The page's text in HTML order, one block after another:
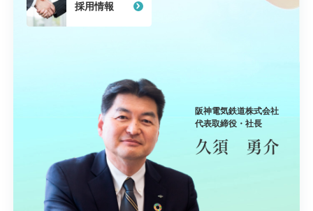
採用情報
阪神電気鉄道株式会社
代表取締役・社長